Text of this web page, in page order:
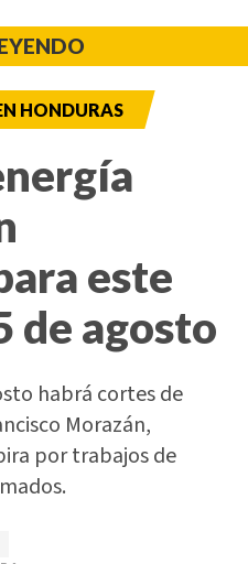
HONDURAS
este
de agosto
habrá cortes de
Morazán,
por trabajos de